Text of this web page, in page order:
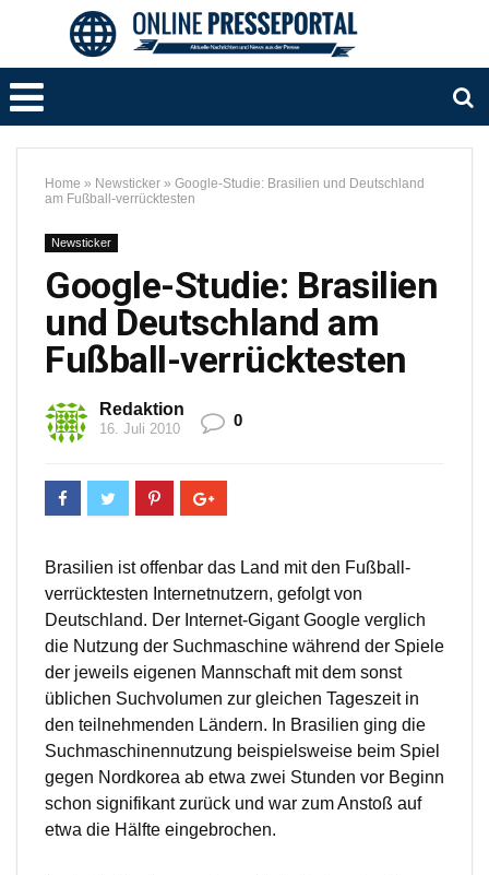
Home » Newsticker » Google-Studie: Brasilien und Deutschland
am Fußball-verrücktesten
Newsticker
Google-Studie: Brasilien
und Deutschland am
Fußball-verrücktesten
Redaktion
16. Juli 2010 0
Brasilien ist offenbar das Land mit den Fußball-
verrücktesten Internetnutzern, gefolgt von
Deutschland. Der Internet-Gigant Google verglich
die Nutzung der Suchmaschine während der Spiele
der jeweils eigenen Mannschaft mit dem sonst
üblichen Suchvolumen zur gleichen Tageszeit in
den teilnehmenden Ländern. In Brasilien ging die
Suchmaschinennutzung beispielsweise beim Spiel
gegen Nordkorea ab etwa zwei Stunden vor Beginn
schon signifikant zurück und war zum Anstoß auf
etwa die Hälfte eingebrochen.